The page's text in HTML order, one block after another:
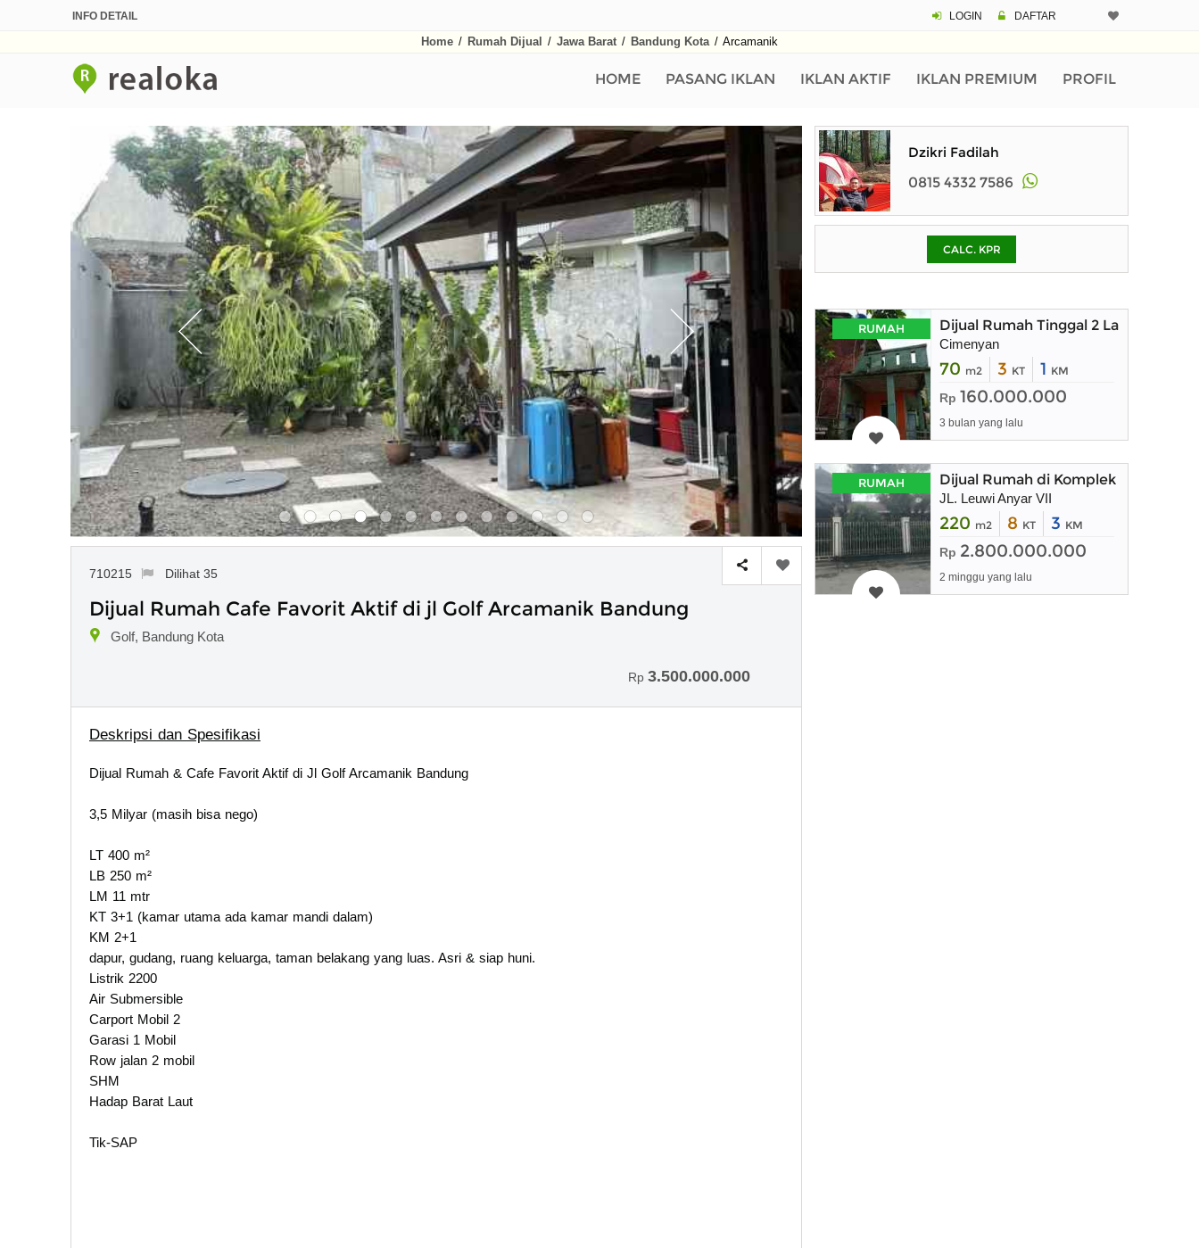
INFO DETAIL LOGIN DAFTAR
Home / Rumah Dijual / Jawa Barat / Bandung Kota / Arcamanik
HOME PASANG IKLAN IKLAN AKTIF IKLAN PREMIUM PROFIL
710215 Dilihat 35
Dijual Rumah Cafe Favorit Aktif di jl Golf Arcamanik Bandung
Golf, Bandung Kota
Rp 3.500.000.000
Deskripsi dan Spesifikasi
Dijual Rumah & Cafe Favorit Aktif di Jl Golf Arcamanik Bandung
3,5 Milyar (masih bisa nego)
LT 400 m²
LB 250 m²
LM 11 mtr
KT 3+1 (kamar utama ada kamar mandi dalam)
KM 2+1
dapur, gudang, ruang keluarga, taman belakang yang luas. Asri & siap huni.
Listrik 2200
Air Submersible
Carport Mobil 2
Garasi 1 Mobil
Row jalan 2 mobil
SHM
Hadap Barat Laut
Tik-SAP
Pinjaman (PIN)
pada kotak-
Dzikri Fadilah
0815 4332 7586
CALC. KPR
RUMAH Dijual Rumah Tinggal 2 Lantai
Cimenyan
70 m2 3 KT 1 KM
Rp 160.000.000
3 bulan yang lalu
RUMAH Dijual Rumah di Komplek Leuwi
JL. Leuwi Anyar VII
220 m2 8 KT 3 KM
Rp 2.800.000.000
2 minggu yang lalu